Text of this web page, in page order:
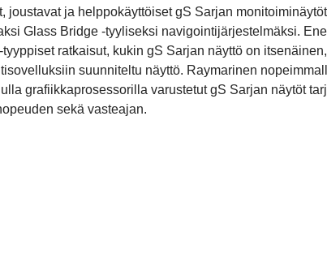
joustavat ja helppokäyttöiset gS Sarjan
Glass Bridge -tyyliseksi navigointijärjestelmäksi.
tyyppiset ratkaisut, kukin gS Sarjan näyttö on
suunniteltu näyttö. Raymarinen
grafiikkaprosessorilla varustetut gS Sarjan näytöt
sekä vasteajan.